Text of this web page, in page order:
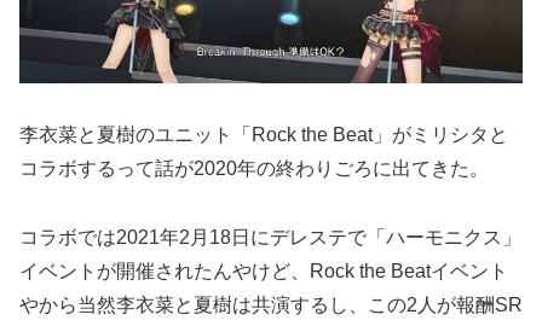
李衣菜と夏樹のユニット「Rock the Beat」がミリシタと
コラボするって話が2020年の終わりごろに出てきた。
コラボでは2021年2月18日にデレステで「ハーモニクス」
イベントが開催されたんやけど、Rock the Beatイベント
やから当然李衣菜と夏樹は共演するし、この2人が報酬SR